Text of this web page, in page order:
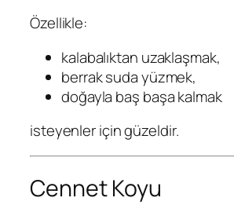
Özellikle:
kalabalıktan uzaklaşmak,
berrak suda yüzmek,
doğayla baş başa kalmak
isteyenler için güzeldir.
Cennet Koyu